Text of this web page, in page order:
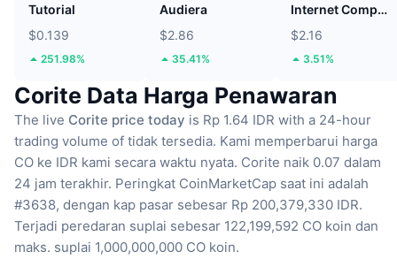
Tutorial
$0.139
251.98%
Audiera
$2.86
35.41%
Internet Computer
$2.16
3.51%
Corite Data Harga Penawaran
The live Corite price today is Rp 1.64 IDR with a 24-hour
trading volume of tidak tersedia. Kami memperbarui harga
CO ke IDR kami secara waktu nyata. Corite naik 0.07 dalam
24 jam terakhir. Peringkat CoinMarketCap saat ini adalah
#3638, dengan kap pasar sebesar Rp 200,379,330 IDR.
Terjadi peredaran suplai sebesar 122,199,592 CO koin dan
maks. suplai 1,000,000,000 CO koin.